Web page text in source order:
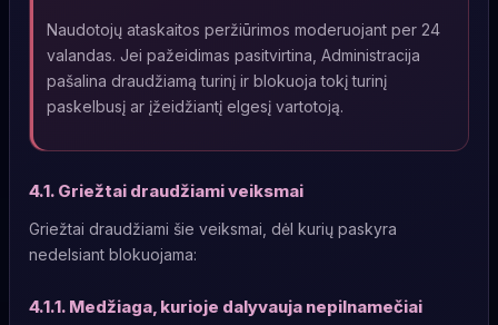
Naudotojų ataskaitos peržiūrimos moderuojant per 24
valandas. Jei pažeidimas pasitvirtina, Administracija
pašalina draudžiamą turinį ir blokuoja tokį turinį
paskelbusį ar įžeidžiantį elgesį vartotoją.
4.1. Griežtai draudžiami veiksmai
Griežtai draudžiami šie veiksmai, dėl kurių paskyra
nedelsiant blokuojama:
4.1.1. Medžiaga, kurioje dalyvauja nepilnamečiai